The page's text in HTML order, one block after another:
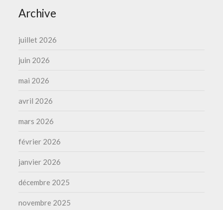
Archive
juillet 2026
juin 2026
mai 2026
avril 2026
mars 2026
février 2026
janvier 2026
décembre 2025
novembre 2025